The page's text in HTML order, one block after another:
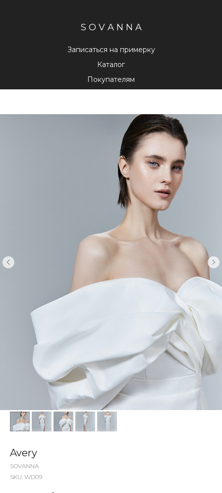
S O V A N N A
Каталог
Покупателям
Записаться на примерку
Avery
SOVANNA
SKU: WD09